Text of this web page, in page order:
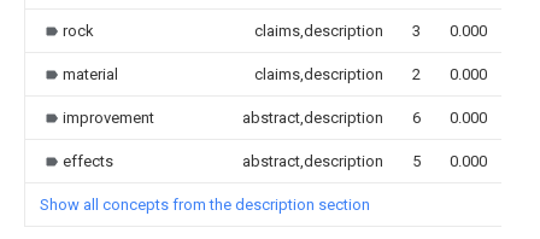
rock claims,description 3 0.000
material claims,description 2 0.000
improvement abstract,description 6 0.000
effects abstract,description 5 0.000
Show all concepts from the description section